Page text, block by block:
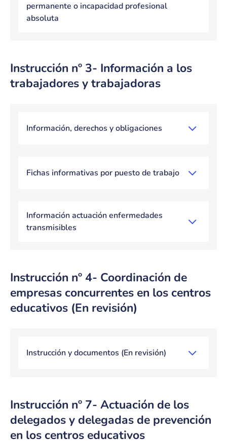
permanente o incapacidad profesional
absoluta
Instrucción nº 3- Información a los
trabajadores y trabajadoras
Información, derechos y obligaciones
Fichas informativas por puesto de trabajo
Información actuación enfermedades
transmisibles
Instrucción nº 4- Coordinación de
empresas concurrentes en los centros
educativos (En revisión)
Instrucción y documentos (En revisión)
Instrucción nº 7- Actuación de los
delegados y delegadas de prevención
en los centros educativos